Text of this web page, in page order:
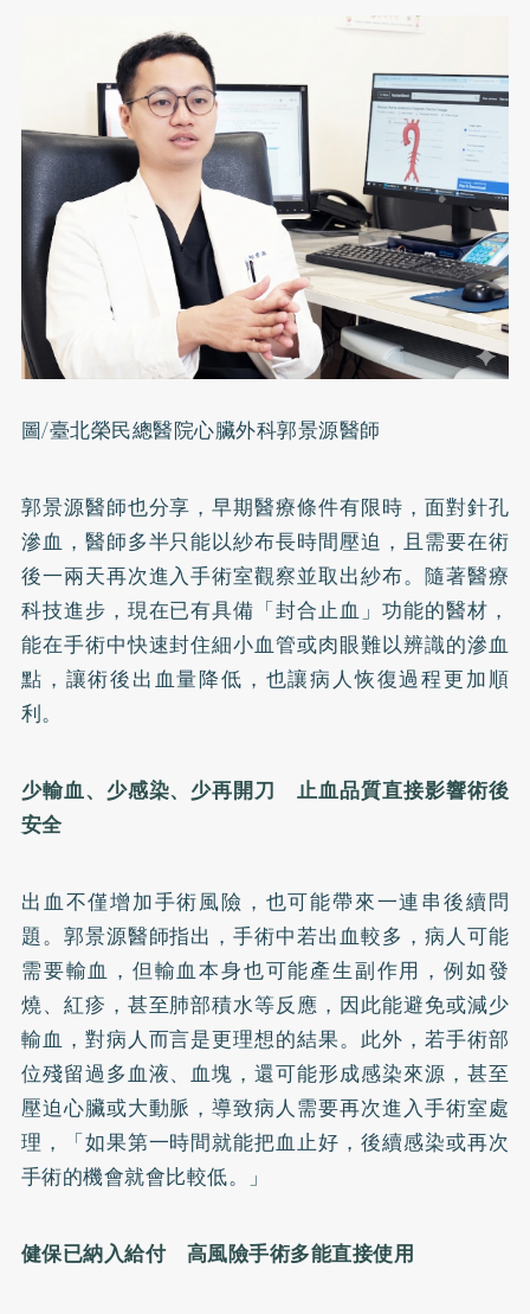
圖/臺北榮民總醫院心臟外科郭景源醫師
郭景源醫師也分享，早期醫療條件有限時，面對針孔
滲血，醫師多半只能以紗布長時間壓迫，且需要在術
後一兩天再次進入手術室觀察並取出紗布。隨著醫療
科技進步，現在已有具備「封合止血」功能的醫材，
能在手術中快速封住細小血管或肉眼難以辨識的滲血
點，讓術後出血量降低，也讓病人恢復過程更加順
利。
少輸血、少感染、少再開刀 止血品質直接影響術後
安全
出血不僅增加手術風險，也可能帶來一連串後續問
題。郭景源醫師指出，手術中若出血較多，病人可能
需要輸血，但輸血本身也可能產生副作用，例如發
燒、紅疹，甚至肺部積水等反應，因此能避免或減少
輸血，對病人而言是更理想的結果。此外，若手術部
位殘留過多血液、血塊，還可能形成感染來源，甚至
壓迫心臟或大動脈，導致病人需要再次進入手術室處
理，「如果第一時間就能把血止好，後續感染或再次
手術的機會就會比較低。」
健保已納入給付 高風險手術多能直接使用